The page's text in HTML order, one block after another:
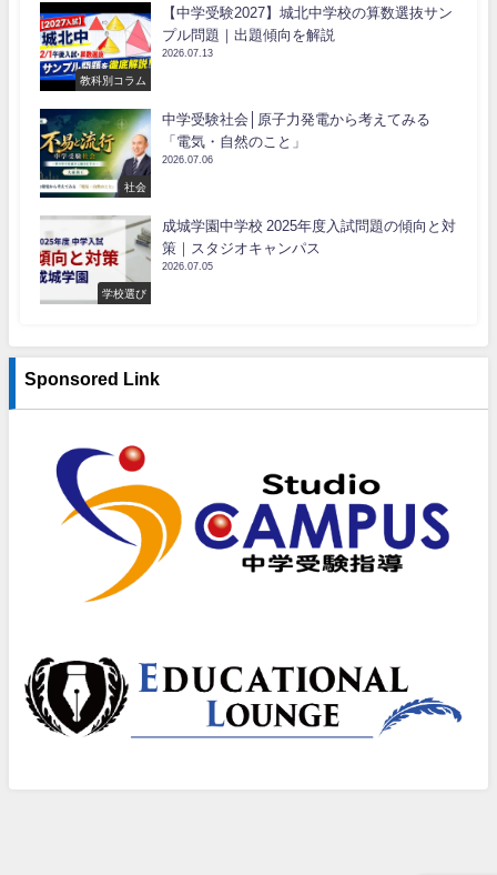
教科別コラム
【中学受験2027】城北中学校の算数選抜サン
プル問題｜出題傾向を解説
2026.07.13
社会
中学受験社会│原子力発電から考えてみる
「電気・自然のこと」
2026.07.06
学校選び
成城学園中学校 2025年度入試問題の傾向と対
策｜スタジオキャンパス
2026.07.05
Sponsored Link